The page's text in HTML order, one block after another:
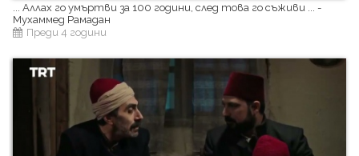
... Аллах го умъртви за 100 години, след това го съживи ... -
Мухаммед Рамадан
Преди 4 години